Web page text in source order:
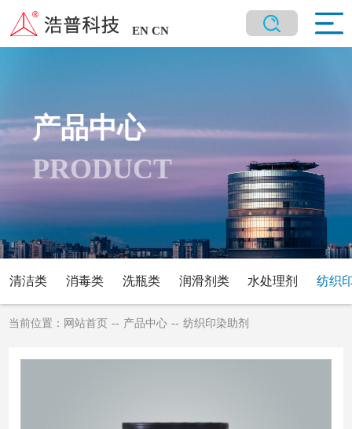
EN CN
产品中心
PRODUCT
清洁类 消毒类 洗瓶类 润滑剂类 水处理剂 纺织
当前位置： 网站首页 -- 产品中心 -- 纺织印染助剂